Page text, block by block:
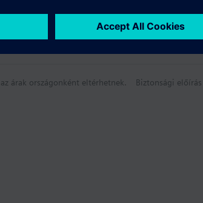
árak országonként eltérhetnek. Biztonsági előírás